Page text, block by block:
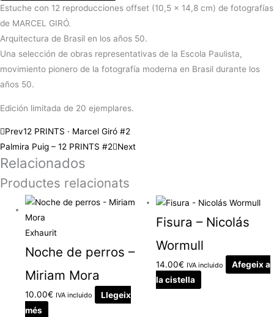
Estuche con 12 reproducciones offset (10,5 × 14,8 cm) de fotografías
de MARCEL GIRÓ.
Arquitectura de Brasil en los años 50.
Una selección de obras representativas de la Escola Paulista,
movimiento pionero de la fotografía moderna en Brasil durante los
años 50.
Edición limitada de 20 ejemplares.
Prev12 PRINTS · Marcel Giró #2
Palmira Puig – 12 PRINTS #2 Next
Relacionados
Productes relacionats
Exhaurit
Noche de perros –
Miriam Mora
10.00€ IVA incluido
Llegeix
més
Fisura – Nicolás
Wormull
14.00€ IVA incluido
Afegeix a
la cistella